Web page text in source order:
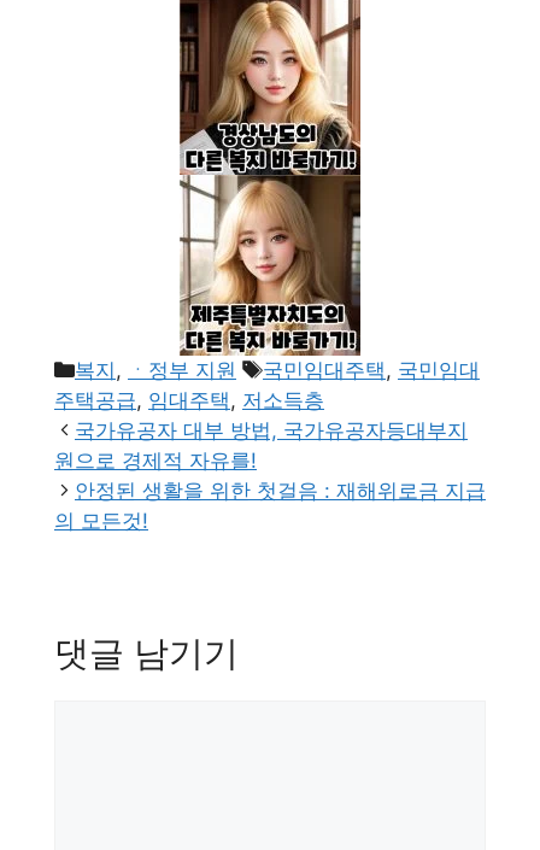
카
테
고
리
복지 , ㆍ정부 지원
태
그
국민임대주택, 국민임대
주택공급, 임대주택, 저소득층
국가유공자 대부 방법, 국가유공자등대부지
원으로 경제적 자유를!
안정된 생활을 위한 첫걸음 : 재해위로금 지급
의 모든것!
댓글 남기기